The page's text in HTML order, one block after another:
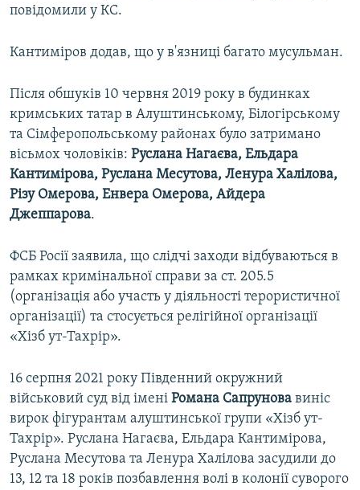
повідомили у КС.
Кантиміров додав, що у в'язниці багато мусульман.
Після обшуків 10 червня 2019 року в будинках
кримських татар в Алуштинському, Білогірському
та Сімферопольському районах було затримано
вісьмох чоловіків: Руслана Нагаєва, Ельдара
Кантимірова, Руслана Месутова, Ленура Халілова,
Різу Омерова, Енвера Омерова, Айдера
Джеппарова.
ФСБ Росії заявила, що слідчі заходи відбуваються в
рамках кримінальної справи за ст. 205.5
(організація або участь у діяльності терористичної
організації) та стосується релігійної організації
«Хізб ут-Тахрір».
16 серпня 2021 року Південний окружний
військовий суд від імені Романа Сапрунова виніс
вирок фігурантам алуштинської групи «Хізб ут-
Тахрір». Руслана Нагаєва, Ельдара Кантимірова,
Руслана Месутова та Ленура Халілова засудили до
13, 12 та 18 років позбавлення волі в колонії суворого